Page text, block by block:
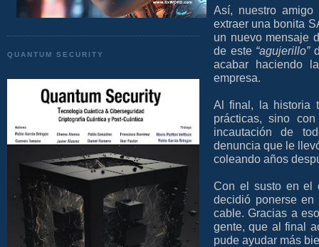
QUANTUM SECURITY
Así, nuestro amigo
extraer una bonita
un nuevo mensaje
de este “agujerillo”
acabar haciendo
empresa.
Al final, la historia
prácticas, sino
incautación de
denuncia que le
coleando años
Con el susto en el
decidió ponerse
cable. Gracias a
gente, que al final
pude ayudar más